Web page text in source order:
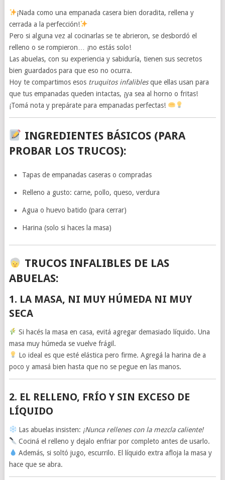
¡Nada como una empanada casera bien doradita, rellena y
cerrada a la perfección!
Pero si alguna vez al cocinarlas se te abrieron, se desbordó el
relleno o se rompieron… ¡no estás solo!
Las abuelas, con su experiencia y sabiduría, tienen sus secretos
bien guardados para que eso no ocurra.
Hoy te compartimos esos truquitos infaliblesque ellas usan para
que tus empanadas queden intactas, ¡ya sea al horno o fritas!
¡Tomá nota y prepárate para empanadas perfectas!
INGREDIENTES BÁSICOS (PARA
PROBAR LOS TRUCOS):
Tapas de empanadas caseras o compradas
Relleno a gusto: carne, pollo, queso, verdura
Agua o huevo batido (para cerrar)
Harina (solo si haces la masa)
TRUCOS INFALIBLES DE LAS
ABUELAS:
1. LA MASA, NI MUY HÚMEDA NI MUY
SECA
Si hacés la masa en casa, evitá agregar demasiado líquido. Una
masa muy húmeda se vuelve frágil.
Lo ideal es que esté elástica pero firme. Agregá la harina de a
poco y amasá bien hasta que no se pegue en las manos.
2. EL RELLENO, FRÍO Y SIN EXCESO DE
LÍQUIDO
Las abuelas insisten: ¡Nunca rellenes con la mezcla caliente!
Cociná el relleno y dejalo enfriar por completo antes de usarlo.
Además, si soltó jugo, escurrilo. El líquido extra afloja la masa y
hace que se abra.